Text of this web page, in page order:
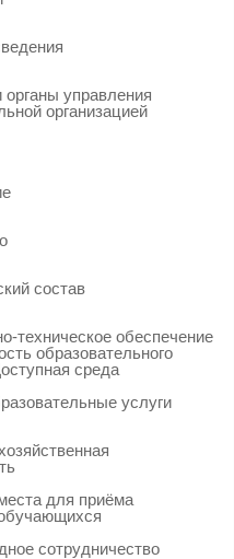
органы управления
организацией
состав
техническое обеспечение
образовательного
среда
услуги
для приёма
сотрудничество